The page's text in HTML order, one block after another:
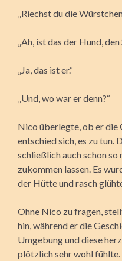
„Riechst du die
„Ah, ist das der Hund,
„Ja, das ist er.“
„Und, wo war er denn?“
Nico überlegte, ob er die
entschied sich, es zu tun.
schließlich auch schon
zukommen lassen. Es
der Hütte und rasch
Ohne Nico zu fragen,
hin, während er die
Umgebung und diese
plötzlich sehr wohl fühlte.